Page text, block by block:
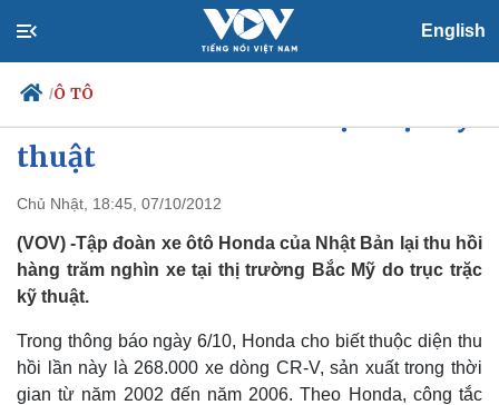
English
/Ô TÔ
Chính trị
Đảng
Tổ chức nhân sự
Quốc hội
Nhận diện sự thật
Tin 24h
Dự báo thời tiết
Việc làm
thuật
Chủ Nhật, 18:45, 07/10/2012
(VOV) -Tập đoàn xe ôtô Honda của Nhật Bản lại thu hồi
hàng trăm nghìn xe tại thị trường Bắc Mỹ do trục trặc
kỹ thuật.
Trong thông báo ngày 6/10, Honda cho biết thuộc diện thu
hồi lần này là 268.000 xe dòng CR-V, sản xuất trong thời
gian từ năm 2002 đến năm 2006. Theo Honda, công tắc